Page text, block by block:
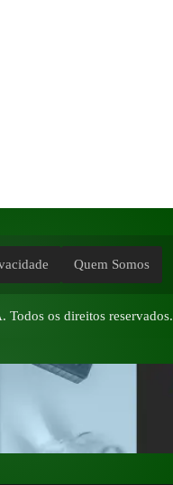
Quem Somos
. Todos os direitos reservados.